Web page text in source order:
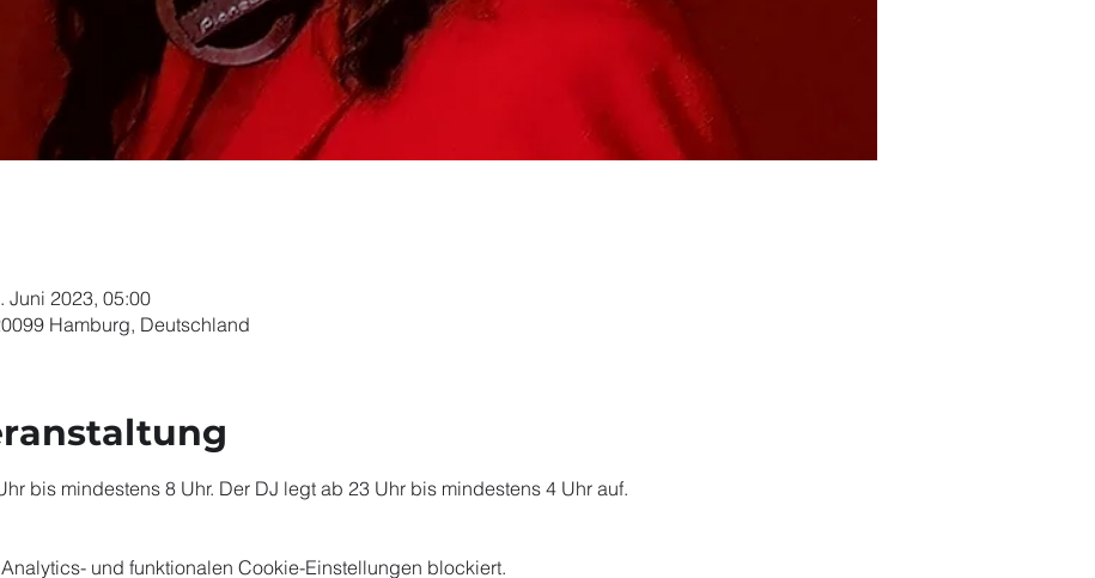
Juni 2023, 05:00
Hamburg, Deutschland
bis mindestens 8 Uhr. Der DJ legt ab 23 Uhr bis mindestens 4 Uhr auf.
und funktionalen Cookie-Einstellungen blockiert.